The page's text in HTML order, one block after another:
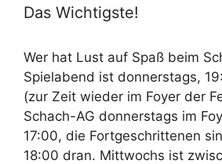
Das Wichtigste!
Wer hat Lust auf Spaß beim
Spielabend ist donnerstags,
(zur Zeit wieder im Foyer der
Schach-AG donnerstags im
17:00, die Fortgeschrittenen
18:00 dran. Mittwochs ist